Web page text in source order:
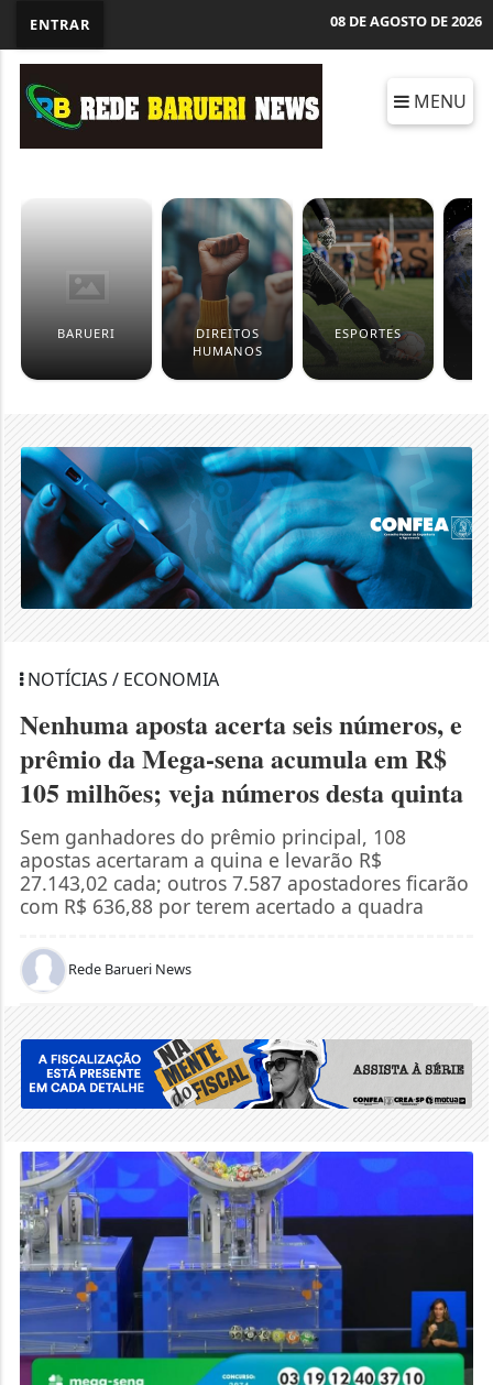
ENTRAR 08 DE AGOSTO DE 2026
MENU
BARUERI
DIREITOS
HUMANOS
ESPORTES
NOTÍCIAS / ECONOMIA
Nenhuma aposta acerta seis números, e
prêmio da Mega-sena acumula em R$
105 milhões; veja números desta quinta
Sem ganhadores do prêmio principal, 108
apostas acertaram a quina e levarão R$
27.143,02 cada; outros 7.587 apostadores ficarão
com R$ 636,88 por terem acertado a quadra
Rede Barueri News